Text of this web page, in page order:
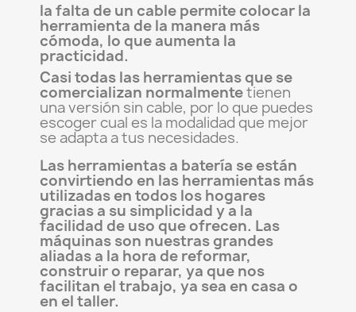
la falta de un cable permite colocar la
herramienta de la manera más
cómoda, lo que aumenta la
practicidad.
Casi todas las herramientas que se
comercializan normalmentetienen
una versión sin cable, por lo que puedes
escoger cual es la modalidad que mejor
se adapta a tus necesidades.
Las herramientas a batería se están
convirtiendo en las herramientas más
utilizadas en todos los hogares
gracias a su simplicidad y a la
facilidad de uso que ofrecen. Las
máquinas son nuestras grandes
aliadas a la hora de reformar,
construir o reparar, ya que nos
facilitan el trabajo, ya sea en casa o
en el taller.